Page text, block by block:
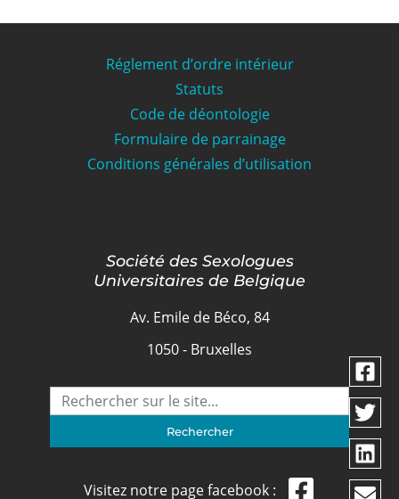
Réglement d’ordre intérieur
Statuts
Code de déontologie
Formulaire de parrainage
Conditions générales d’utilisation
Société des Sexologues
Universitaires de Belgique
Av. Emile de Béco, 84
1050 - Bruxelles
Visitez notre page facebook :